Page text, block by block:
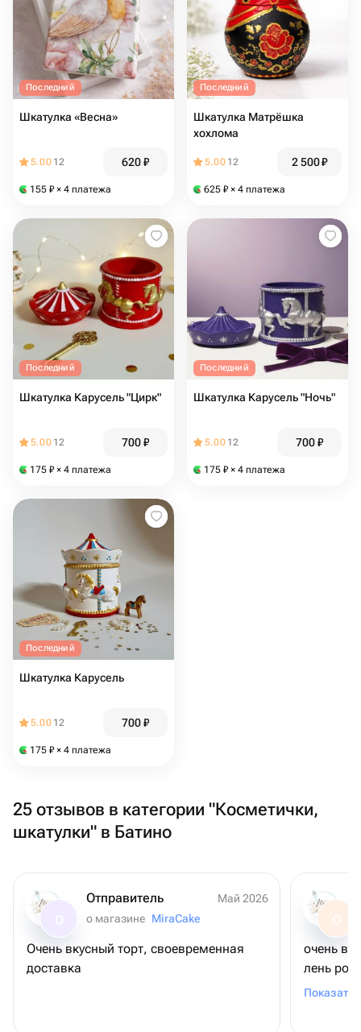
Последний
Шкатулка «Весна»
5.00 12 620₽
155 ₽ × 4 платежа
Последний
Шкатулка Матрёшка
хохлома
5.00 12 2 500₽
625 ₽ × 4 платежа
Последний
Шкатулка Карусель "Цирк"
5.00 12 700₽
175 ₽ × 4 платежа
Последний
Шкатулка Карусель "Ночь"
5.00 12 700₽
175 ₽ × 4 платежа
Последний
Шкатулка Карусель
5.00 12 700₽
175 ₽ × 4 платежа
25 отзывов в категории "Косметички,
шкатулки" в Батино
Отправитель
Май 2026
о магазине MiraCake
Очень вкусный торт, своевременная
доставка
О
очень
лень
Показать